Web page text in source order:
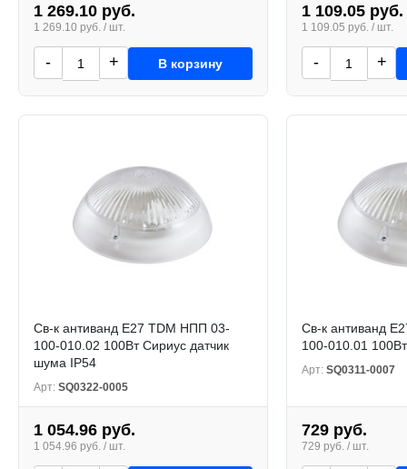
1 269.10 руб.
1 269.10 руб. / шт.
- + В корзину
1 109.05 руб.
1 109.05 руб. / шт.
- +
Св-к антиванд Е27 TDM НПП 03-
100-010.02 100Вт Сириус датчик
шума IP54
Арт: SQ0322-0005
1 054.96 руб.
1 054.96 руб. / шт.
Св-к антиванд
100-010.01
Арт: SQ0311-0007
729 руб.
729 руб. / шт.